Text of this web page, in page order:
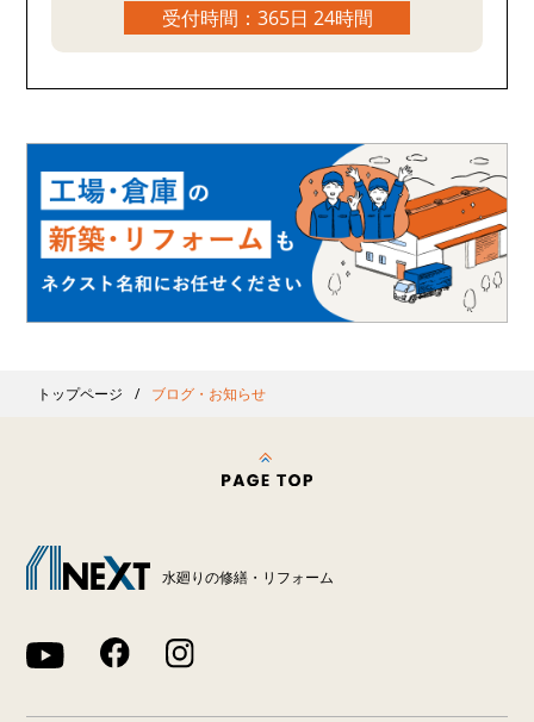
受付時間：365日 24時間
トップページ ブログ・お知らせ
水廻りの修繕・リフォーム